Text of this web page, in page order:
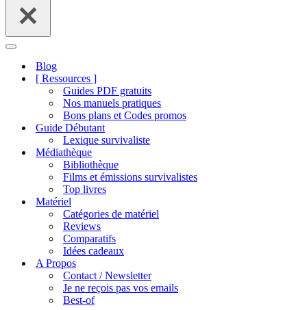
Menu
navigation
Blog
[ Ressources ]
Guides PDF gratuits
Nos manuels pratiques
Bons plans et Codes promos
Guide Débutant
Lexique survivaliste
Médiathèque
Bibliothèque
Films et émissions survivalistes
Top livres
Matériel
Catégories de matériel
Reviews
Comparatifs
Idées cadeaux
A Propos
Contact / Newsletter
Je ne reçois pas vos emails
Best-of